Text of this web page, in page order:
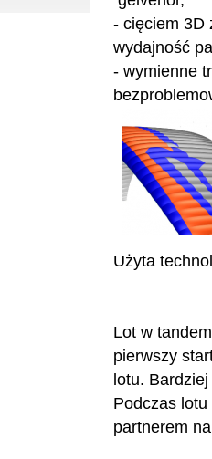
- cięciem 3D
wydajność
- wymienne
Użyta
Lot w
pierwszy
lotu.
Podczas
partnerem